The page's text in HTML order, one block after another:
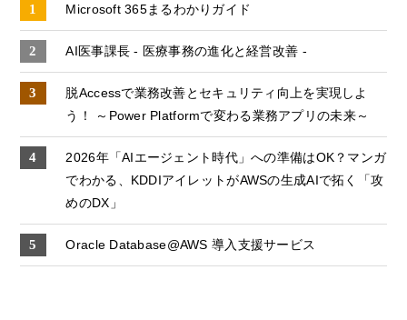
Microsoft 365まるわかりガイド
AI医事課長 - 医療事務の進化と経営改善 -
脱Accessで業務改善とセキュリティ向上を実現しよ
う！ ～Power Platformで変わる業務アプリの未来～
2026年「AIエージェント時代」への準備はOK？マンガ
でわかる、KDDIアイレットがAWSの生成AIで拓く「攻
めのDX」
Oracle Database@AWS 導入支援サービス